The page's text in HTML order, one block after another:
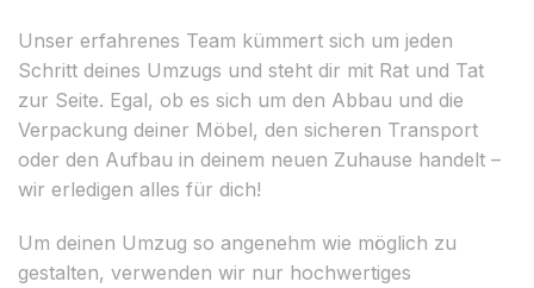
Unser erfahrenes Team kümmert sich um jeden
Schritt deines Umzugs und steht dir mit Rat und Tat
zur Seite. Egal, ob es sich um den Abbau und die
Verpackung deiner Möbel, den sicheren Transport
oder den Aufbau in deinem neuen Zuhause handelt –
wir erledigen alles für dich!
Um deinen Umzug so angenehm wie möglich zu
gestalten, verwenden wir nur hochwertiges